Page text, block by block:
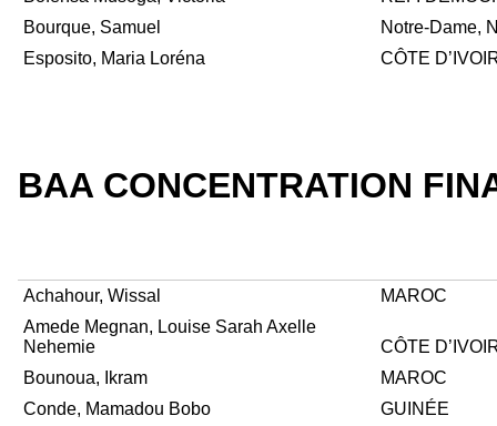
Bourque, Samuel
Notre-Dame,
Esposito, Maria Loréna
CÔTE
BAA CONCENTRATION
Achahour, Wissal
MAROC
Amede Megnan, Louise Sarah Axelle
Nehemie
CÔTE
Bounoua, Ikram
MAROC
Conde, Mamadou Bobo
GUINÉE